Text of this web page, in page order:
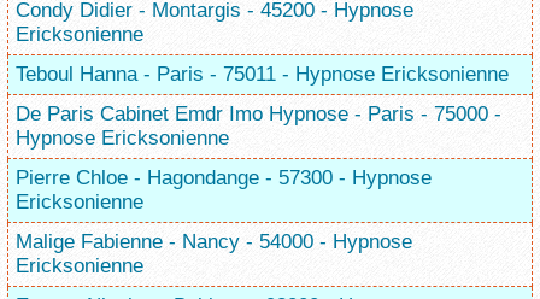
Condy Didier - Montargis - 45200 - Hypnose
Ericksonienne
Teboul Hanna - Paris - 75011 - Hypnose Ericksonienne
De Paris Cabinet Emdr Imo Hypnose - Paris - 75000 -
Hypnose Ericksonienne
Pierre Chloe - Hagondange - 57300 - Hypnose
Ericksonienne
Malige Fabienne - Nancy - 54000 - Hypnose
Ericksonienne